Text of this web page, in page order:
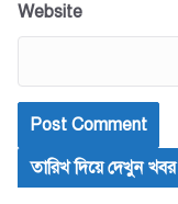
Website
তারিখ দিয়ে দেখুন খবর